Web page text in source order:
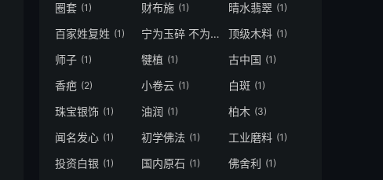
圈套 (1) 财布施 (1) 晴水翡翠 (1)
百家姓复姓 (1) 宁为玉碎 不为瓦全 (1)
顶级木料 (1)
师子 (1) 犍植 (1) 古中国 (1)
香疤 (2) 小卷云 (1) 白斑 (1)
珠宝银饰 (1) 油润 (1) 柏木 (3)
闻名发心 (1) 初学佛法 (1) 工业磨料 (1)
投资白银 (1) 国内原石 (1) 佛舍利 (1)